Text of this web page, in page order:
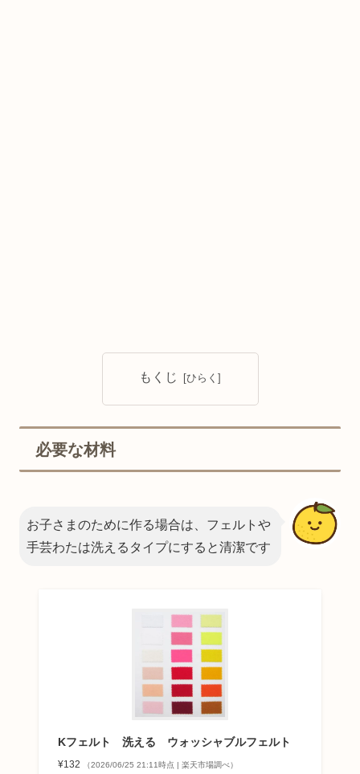
もくじ
必要な材料
お子さまのために作る場合は、フェルトや
手芸わたは洗えるタイプにすると清潔です
Kフェルト 洗える ウォッシャブルフェルト
¥132 （2026/06/25 21:11時点 | 楽天市場調べ）